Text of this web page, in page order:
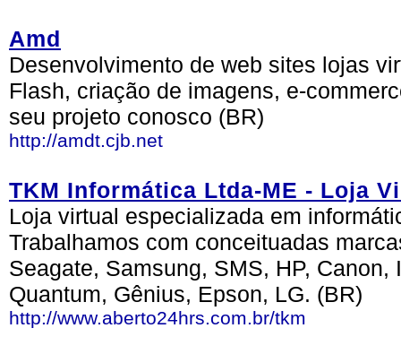
Amd
Desenvolvimento de web sites lojas
Flash, criação de imagens, e-
seu projeto conosco (BR)
http://amdt.cjb.net
TKM Informática Ltda-ME - Loja
Loja virtual especializada em
Trabalhamos com conceituadas
Seagate, Samsung, SMS, HP,
Quantum, Gênius, Epson, LG. (BR)
http://www.aberto24hrs.com.br/tkm